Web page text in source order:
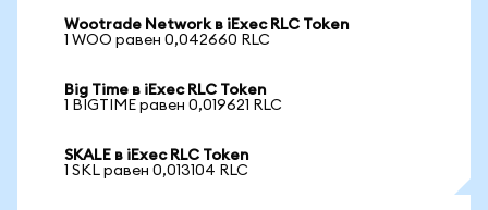
Wootrade Network в iExec RLC Token
1 WOO равен 0,042660 RLC
Big Time в iExec RLC Token
1 BIGTIME равен 0,019621 RLC
SKALE в iExec RLC Token
1 SKL равен 0,013104 RLC